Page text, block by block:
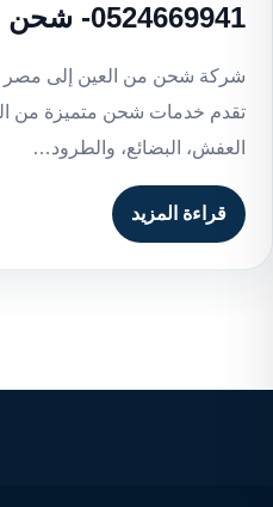
0524669941- شحن موثوق وآمن
شركة شحن من العين إلى مصر
تقدم خدمات شحن متميزة من
العفش، البضائع، والطرود…
قراءة المزيد